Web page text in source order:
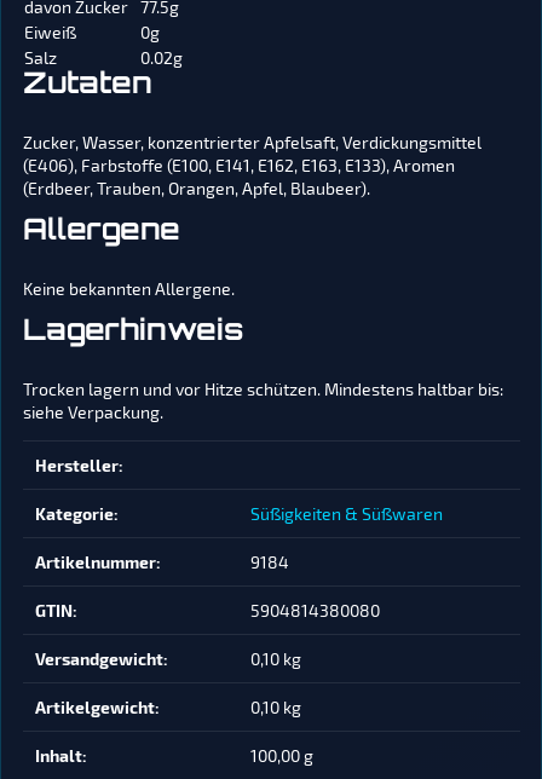
davon Zucker
77.5g
Eiweiß
0g
Salz
0.02g
Zutaten
Zucker, Wasser, konzentrierter Apfelsaft, Verdickungsmittel
(E406), Farbstoffe (E100, E141, E162, E163, E133), Aromen
(Erdbeer, Trauben, Orangen, Apfel, Blaubeer).
Allergene
Keine bekannten Allergene.
Lagerhinweis
Trocken lagern und vor Hitze schützen. Mindestens haltbar bis:
siehe Verpackung.
Produkteigenschaft
Wert
Hersteller:
Kategorie: Süßigkeiten & Süßwaren
Artikelnummer: 9184
GTIN: 5904814380080
Versandgewicht‍: 0,10 kg
Artikelgewicht‍: 0,10 kg
Inhalt‍: 100,00 g